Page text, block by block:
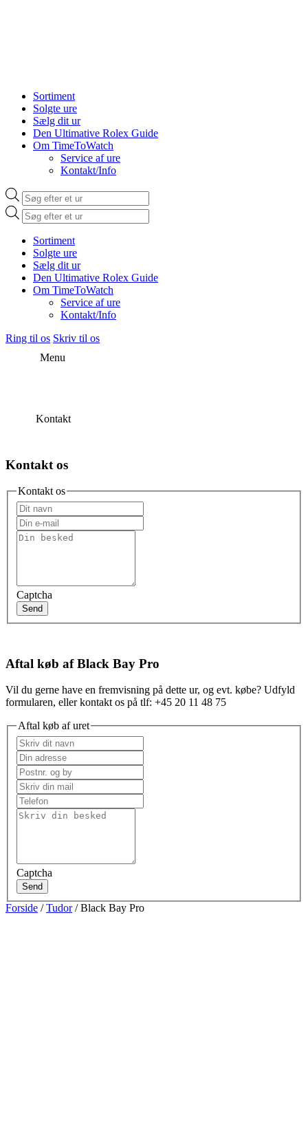
Sortiment
Solgte ure
Sælg dit ur
Den Ultimative Rolex Guide
Om TimeToWatch
Service af ure
Kontakt/Info
Products
search
Products
search
Sortiment
Solgte ure
Sælg dit ur
Den Ultimative Rolex Guide
Om TimeToWatch
Service af ure
Kontakt/Info
Ring til os Skriv til os
Menu
Kontakt
Kontakt os
Kontakt os
Captcha
Send
Aftal køb af Black Bay Pro
Vil du gerne have en fremvisning på dette ur, og evt. købe? Udfyld
formularen, eller kontakt os på tlf: +45 20 11 48 75
Aftal køb af uret
Captcha
Send
Forside /Tudor/ Black Bay Pro